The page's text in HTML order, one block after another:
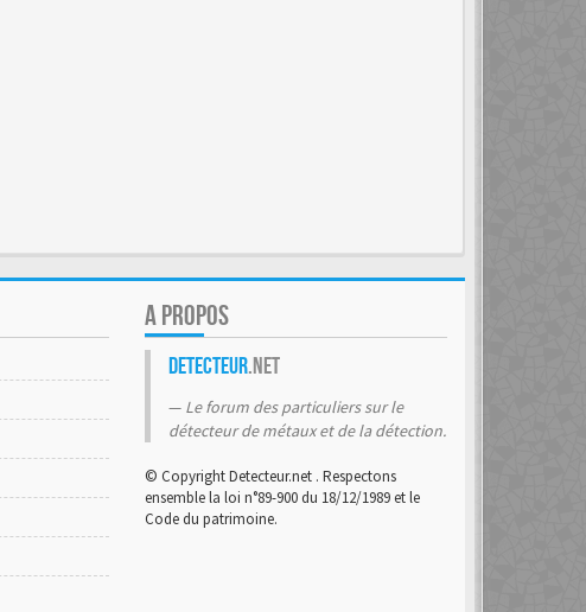
A PROPOS
Detecteur.net
Le forum des particuliers sur le
détecteur de métaux et de la détection.
© Copyright Detecteur.net . Respectons
ensemble la loi n°89-900 du 18/12/1989 et le
Code du patrimoine.